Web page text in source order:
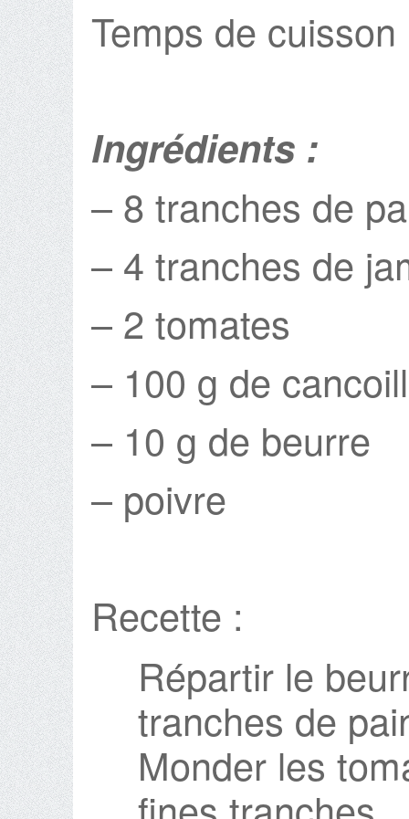
Temps de
Ingrédients :
– 8 tranches de
– 4 tranches de
– 2 tomates
– 100 g de
– 10 g de beurre
– poivre
Recette :
Répartir le
tranches de
Monder les